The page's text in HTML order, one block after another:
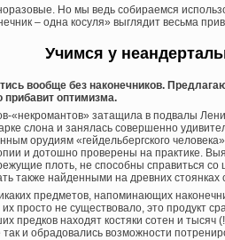
Но мы ведь собираемся
– одна косуля» выглядит весьма
Учимся у
вообще без наконечников.
прибавит оптимизма.
«некромантов» затащила в подвалы
слона и занялась совершенно
орудиям «гейдельбергского
и дотошно проверены на практике.
плоть, не способны справиться
также найденными на древних
предметов, напоминающих
просто не существовало, это продукт
предков находят костяки сотен и тысяч
и обрадовались возможности